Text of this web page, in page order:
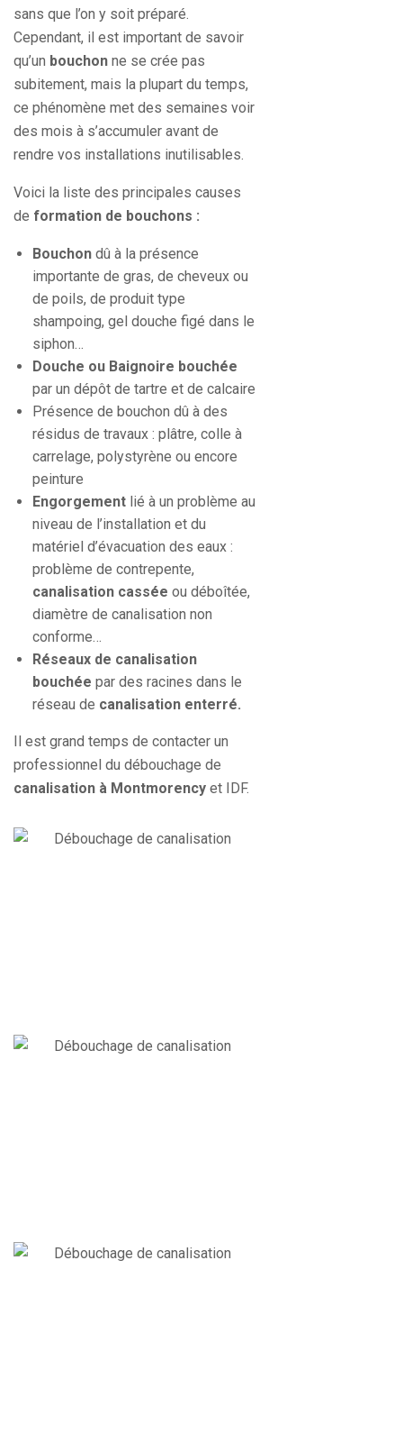
sans que l’on y soit préparé.
Cependant, il est important de savoir
qu’un bouchon ne se crée pas
subitement, mais la plupart du temps,
ce phénomène met des semaines voir
des mois à s’accumuler avant de
rendre vos installations inutilisables.
Voici la liste des principales causes
de formation de bouchons :
Bouchondû à la présence
importante de gras, de cheveux ou
de poils, de produit type
shampoing, gel douche figé dans le
siphon…
Douche ou Baignoire bouchée
par un dépôt de tartre et de calcaire
Présence de bouchon dû à des
résidus de travaux : plâtre, colle à
carrelage, polystyrène ou encore
peinture
Engorgementlié à un problème au
niveau de l’installation et du
matériel d’évacuation des eaux :
problème de contrepente,
canalisation cassée ou déboîtée,
diamètre de canalisation non
conforme…
Réseaux de canalisation
bouchée par des racines dans le
réseau de canalisation enterré.
Il est grand temps de contacter un
professionnel du débouchage de
canalisation à Montmorency et IDF.